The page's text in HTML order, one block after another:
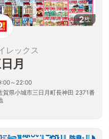
2枚
レックス
月
～22:00
賀県小城市三日月町長神田 2371番